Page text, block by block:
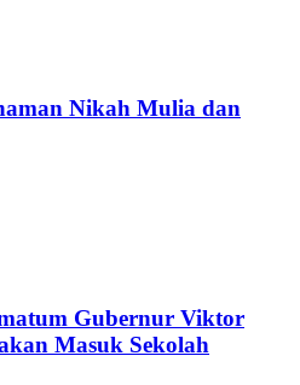
Nikah Mulia dan
Gubernur Viktor
Masuk Sekolah